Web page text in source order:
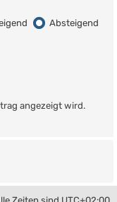
Absteigend
angezeigt wird.